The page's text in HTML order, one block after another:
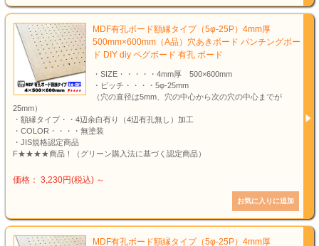
MDF有孔ボード額縁タイプ（5φ-25P）4mm厚
500mm×600mm（A品）穴あきボード パンチングボー
ド DIY diy ペグボード 有孔 ボード
・SIZE・・・・・4mm厚 500×600mm
・ピッチ・・・・5φ-25mm
（穴の直径は5mm、穴の中心から次の穴の中心までが
25mm）
・額縁タイプ・・4辺余白有り（4辺有孔無し）加工
・COLOR・・・・無塗装
・JIS規格認定商品
F★★★★商品！（グリーン購入法に基づく認定商品）
価格： 3,230円(税込) ～
MDF有孔ボード額縁タイプ（5φ-25P）4mm厚